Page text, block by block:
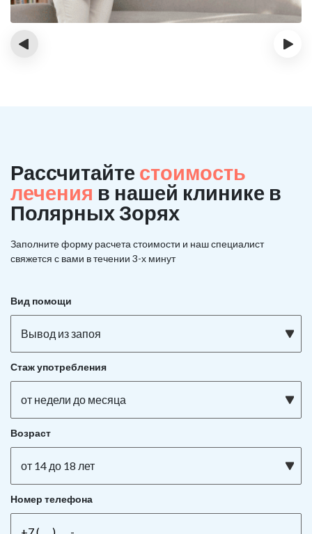
‹ ›
Рассчитайте стоимость
лечения в нашей клинике в
Полярных Зорях
Заполните форму расчета стоимости и нашспециалист
свяжется с вами в течении 3-х минут
Вид помощи
Вывод из запоя
Стаж употребления
от недели до месяца
Возраст
от 14 до 18 лет
Номер телефона